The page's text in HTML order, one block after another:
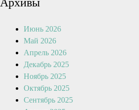
Июнь 2026
Май 2026
Апрель 2026
Декабрь 2025
Ноябрь 2025
Октябрь 2025
Сентябрь 2025